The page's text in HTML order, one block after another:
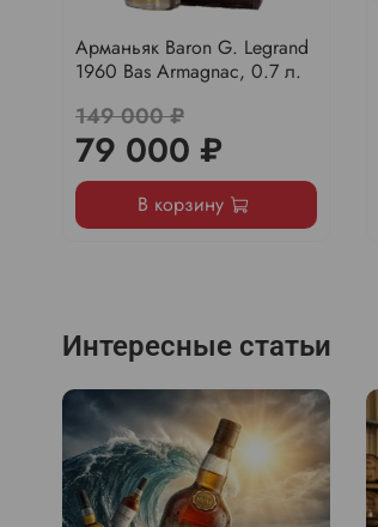
Арманьяк Baron G. Legrand
1960 Bas Armagnac, 0.7 л.
149 000 ₽
79 000 ₽
В корзину
Интересные статьи